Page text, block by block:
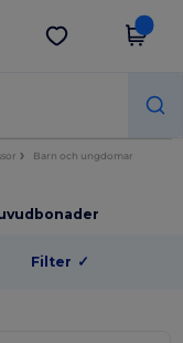
Hämta app
Barn och ungdomar
Filter ✓